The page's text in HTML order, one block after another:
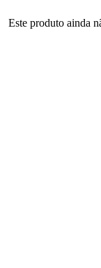
Este produto ainda